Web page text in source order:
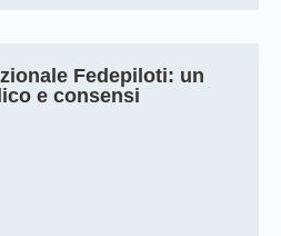
Fedepiloti: un
e consensi